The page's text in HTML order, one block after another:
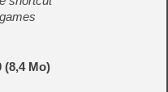
(8,4 Mo)